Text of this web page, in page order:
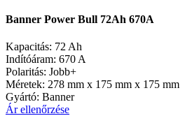
Banner Power Bull 72Ah 670A
Kapacitás: 72 Ah
Indítóáram: 670 A
Polaritás: Jobb+
Méretek: 278 mm x 175 mm x 175 mm
Gyártó: Banner
Ár ellenőrzése